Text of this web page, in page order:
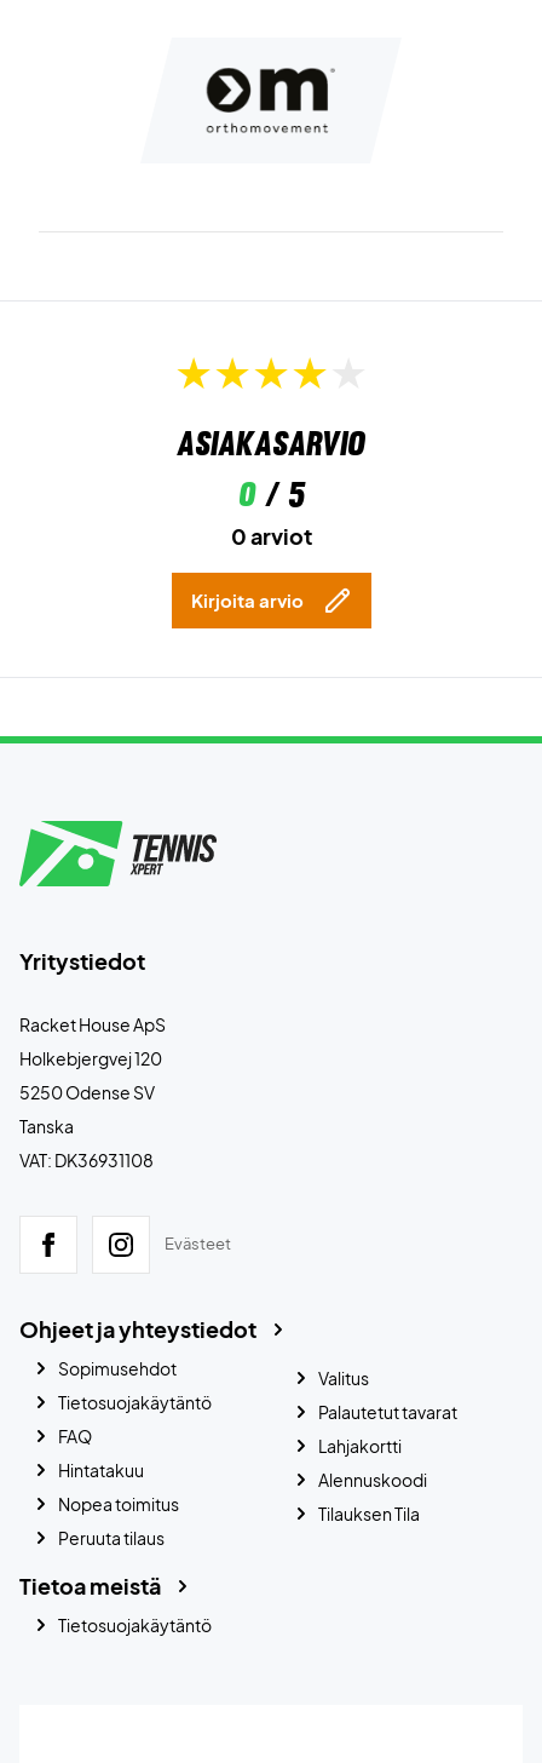
Asiakasarvio
0/ 5
0 arviot
Kirjoita arvio
Yritystiedot
Racket House ApS
Holkebjergvej 120
5250 Odense SV
Tanska
VAT: DK36931108
Evästeet
Ohjeet ja yhteystiedot
Sopimusehdot
Tietosuojakäytäntö
FAQ
Hintatakuu
Nopea toimitus
Peruuta tilaus
Valitus
Palautetut tavarat
Lahjakortti
Alennuskoodi
Tilauksen Tila
Tietoa meistä
Tietosuojakäytäntö